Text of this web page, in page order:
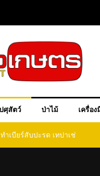
ศุสัตว์ ป่าไม้ เครื่อ
เบียร์สับปะรด เทปาเช่